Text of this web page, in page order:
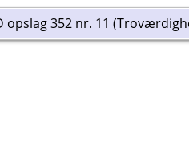
opslag 352 nr. 11